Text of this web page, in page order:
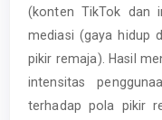
(konten TikTok dan
mediasi (gaya hidup
pikir remaja). Hasil
intensitas
terhadap pola pikir